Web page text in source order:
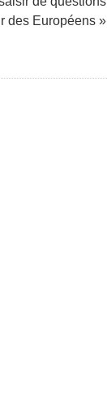
des Européens »